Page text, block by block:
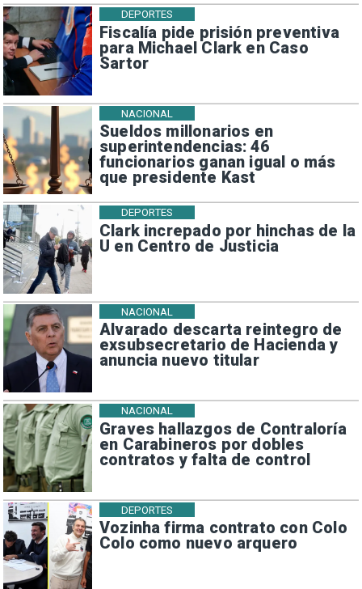
Fiscalía pide prisión preventiva
para Michael Clark en Caso
Sartor
DEPORTES
Sueldos millonarios en
superintendencias: 46
funcionarios ganan igual o más
que presidente Kast
NACIONAL
Clark increpado por hinchas de la
U en Centro de Justicia
DEPORTES
Alvarado descarta reintegro de
exsubsecretario de Hacienda y
anuncia nuevo titular
NACIONAL
Graves hallazgos de Contraloría
en Carabineros por dobles
contratos y falta de control
NACIONAL
Vozinha firma contrato con Colo
Colo como nuevo arquero
DEPORTES